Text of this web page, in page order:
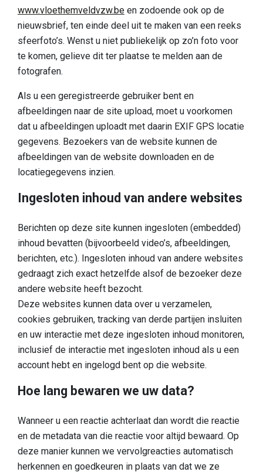
www.vloethemveldvzw.be en zodoende ook op de
nieuwsbrief, ten einde deel uit te maken van een reeks
sfeerfoto’s. Wenst u niet publiekelijk op zo’n foto voor
te komen, gelieve dit ter plaatse te melden aan de
fotografen.
Als u een geregistreerde gebruiker bent en
afbeeldingen naar de site upload, moet u voorkomen
dat u afbeeldingen uploadt met daarin EXIF GPS locatie
gegevens. Bezoekers van de website kunnen de
afbeeldingen van de website downloaden en de
locatiegegevens inzien.
Ingesloten inhoud van andere websites
Berichten op deze site kunnen ingesloten (embedded)
inhoud bevatten (bijvoorbeeld video’s, afbeeldingen,
berichten, etc.). Ingesloten inhoud van andere websites
gedraagt zich exact hetzelfde alsof de bezoeker deze
andere website heeft bezocht.
Deze websites kunnen data over u verzamelen,
cookies gebruiken, tracking van derde partijen insluiten
en uw interactie met deze ingesloten inhoud monitoren,
inclusief de interactie met ingesloten inhoud als u een
account hebt en ingelogd bent op die website.
Hoe lang bewaren we uw data?
Wanneer u een reactie achterlaat dan wordt die reactie
en de metadata van die reactie voor altijd bewaard. Op
deze manier kunnen we vervolgreacties automatisch
herkennen en goedkeuren in plaats van dat we ze